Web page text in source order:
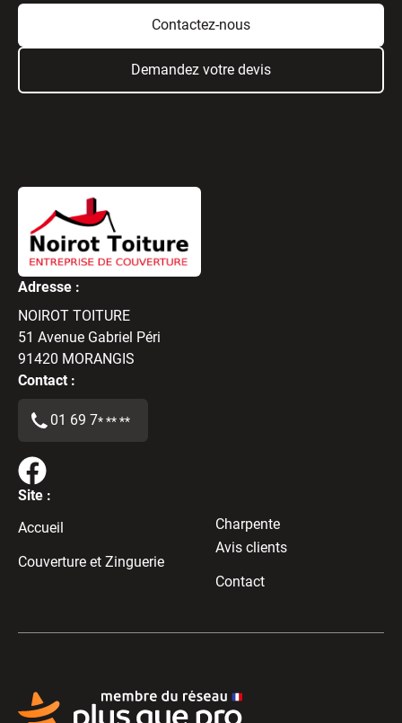
Contactez-nous
Demandez votre devis
Adresse :
NOIROT TOITURE
51 Avenue Gabriel Péri
91420 MORANGIS
Contact :
01 69 7* ** **
Site :
Accueil
Couverture et Zinguerie
Charpente
Avis clients
Contact